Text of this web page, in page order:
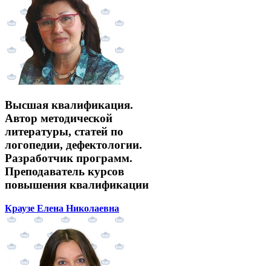
Высшая квалификация.
Автор методической
литературы, статей по
логопедии, дефектологии.
Разработчик программ.
Преподаватель курсов
повышения квалификации
Краузе Елена Николаевна